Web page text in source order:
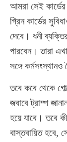
আমরা সেই
গ্রিন কার্ডের
দেবে। ধনী
পারবেন। তারা
সঙ্গে
তবে কবে থেকে
জবাবে ট্রাম্প
হয়ে যাবে। তবে
বাস্তবায়িত হবে,